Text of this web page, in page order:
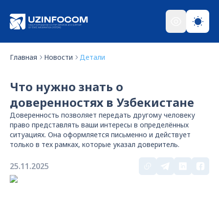
Главная Новости Детали
Что нужно знать о
доверенностях в Узбекистане
Доверенность позволяет передать другому человеку
право представлять ваши интересы в определённых
ситуациях. Она оформляется письменно и действует
только в тех рамках, которые указал доверитель.
25.11.2025